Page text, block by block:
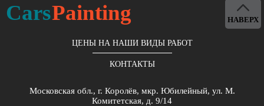
CarsPainting
ЦЕНЫ НА НАШИ ВИДЫ РАБОТ
КОНТАКТЫ
Московская обл., г. Королёв, мкр. Юбилейный, ул. М.
Комитетская, д. 9/14
НАВЕРХ